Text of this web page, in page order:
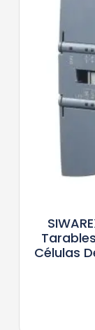
Células